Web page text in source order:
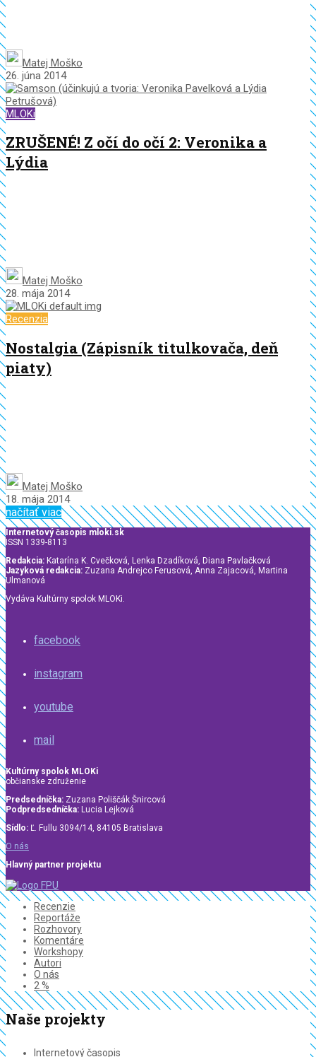
Matej Moško
26. júna 2014
MLOKi
ZRUŠENÉ! Z očí do očí 2: Veronika a
Lýdia
Matej Moško
28. mája 2014
Recenzia
Nostalgia (Zápisník titulkovača, deň
piaty)
Matej Moško
18. mája 2014
načítať viac
Internetový časopis mloki.sk
ISSN 1339-8113
Redakcia: Katarína K. Cvečková, Lenka Dzadíková, Diana Pavlačková
Jazyková redakcia: Zuzana Andrejco Ferusová, Anna Zajacová, Martina
Ulmanová
Vydáva Kultúrny spolok MLOKi.
facebook
instagram
youtube
mail
Kultúrny spolok MLOKi
občianske združenie
Predsedníčka: Zuzana Poliščák Šnircová
Podpredsedníčka: Lucia Lejková
Sídlo: Ľ. Fullu 3094/14, 84105 Bratislava
O nás
Hlavný partner projektu
Recenzie
Reportáže
Rozhovory
Komentáre
Workshopy
Autori
O nás
2 %
Naše projekty
Internetový časopis